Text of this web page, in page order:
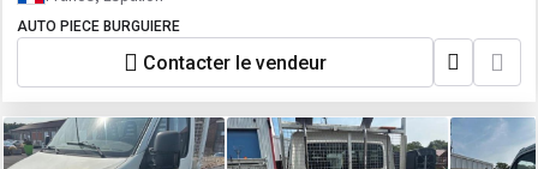
AUTO PIECE BURGUIERE
Contacter le vendeur